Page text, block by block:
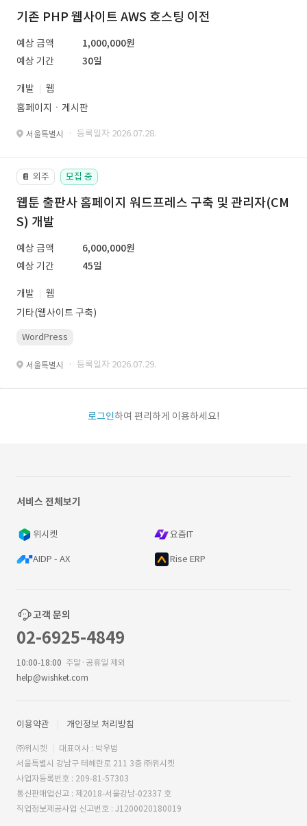
기존 PHP 웹사이트 AWS 호스팅 이전
예상 금액
1,000,000원
예상 기간
30일
개발
웹
홈페이지ㆍ게시판
서울특별시 · 등록일자 2026.07.28.
📔 외주 모집 중
웹툰 출판사 홈페이지 워드프레스 구축 및 관리자(CM
S) 개발
예상 금액
6,000,000원
예상 기간
45일
개발
웹
기타(웹사이트 구축)
WordPress
서울특별시 · 등록일자 2026.07.29.
로그인하여 편리하게 이용하세요!
서비스 전체보기
위시켓 요즘IT
AIDP - AX Rise ERP
고객 문의
02-6925-4849
10:00-18:00 주말·공휴일 제외
help@wishket.com
이용약관 개인정보 처리방침
㈜위시켓
대표이사 : 박우범
서울특별시 강남구 테헤란로 211 3층 ㈜위시켓
사업자등록번호 : 209-81-57303
통신판매업신고 : 제2018-서울강남-02337 호
직업정보제공사업 신고번호 : J1200020180019